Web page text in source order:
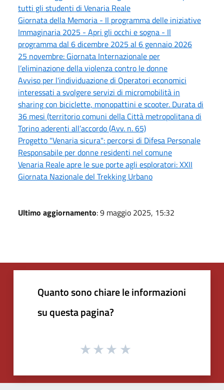
tutti gli studenti di Venaria Reale
Giornata della Memoria - Il programma delle iniziative
Immaginaria 2025 - Apri gli occhi e sogna - Il
programma dal 6 dicembre 2025 al 6 gennaio 2026
25 novembre: Giornata Internazionale per
l’eliminazione della violenza contro le donne
Avviso per l'individuazione di Operatori economici
interessati a svolgere servizi di micromobilità in
sharing con biciclette, monopattini e scooter. Durata di
36 mesi (territorio comuni della Città metropolitana di
Torino aderenti all’accordo (Avv. n. 65)
Progetto "Venaria sicura": percorsi di Difesa Personale
Responsabile per donne residenti nel comune
Venaria Reale apre le sue porte agli esploratori: XXII
Giornata Nazionale del Trekking Urbano
Ultimo aggiornamento: 9 maggio 2025, 15:32
Quanto sono chiare le informazioni
su questa pagina?